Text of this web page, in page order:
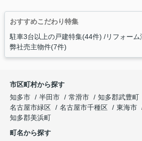
おすすめこだわり特集
駐車3台以上の戸建特集(44件) リフォーム
弊社売主物件(7件)
市区町村から探す
知多市
半田市 常滑市 知多郡武豊町
名古屋市緑区
名古屋市千種区 東海市
知多郡美浜町
町名から探す